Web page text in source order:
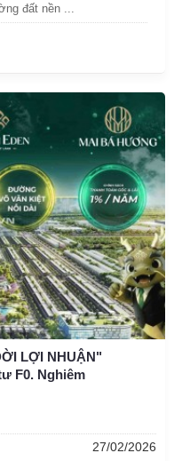
đất nền ...
LỢI NHUẬN"
F0. Nghiêm
27/02/2026